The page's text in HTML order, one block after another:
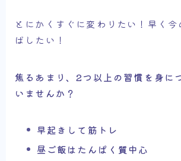
とにかくすぐに変わりたい！早く今
ばしたい！
焦るあまり、2つ以上の習慣を身に
いませんか？
早起きして筋トレ
昼ご飯はたんぱく質中心